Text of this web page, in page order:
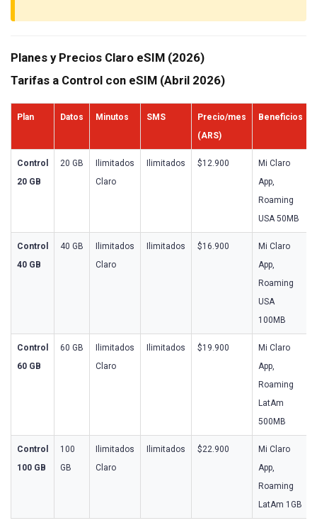
Planes y Precios Claro eSIM (2026)
Tarifas a Control con eSIM (Abril 2026)
Plan Datos Minutos SMS
Precio/mes
(ARS)
Beneficios
Control
20 GB
20 GB
Ilimitados
Claro
Ilimitados $12.900
Mi Claro
App,
Roaming
USA 50MB
Control
40 GB
40 GB
Ilimitados
Claro
Ilimitados $16.900
Mi Claro
App,
Roaming
USA
100MB
Control
60 GB
60 GB
Ilimitados
Claro
Ilimitados $19.900
Mi Claro
App,
Roaming
LatAm
500MB
Control
100 GB
100
GB
Ilimitados
Claro
Ilimitados $22.900
Mi Claro
App,
Roaming
LatAm 1GB